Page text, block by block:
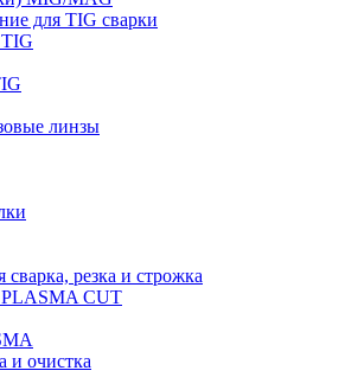
для TIG сварки
линзы
резка и строжка
CUT
и очистка